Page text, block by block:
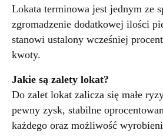
Lokata terminowa jest jednym ze
zgromadzenie dodatkowej ilości
stanowi ustalony wcześniej
kwoty.
Jakie są zalety lokat?
Do zalet lokat zalicza się małe
pewny zysk, stabilne
każdego oraz możliwość